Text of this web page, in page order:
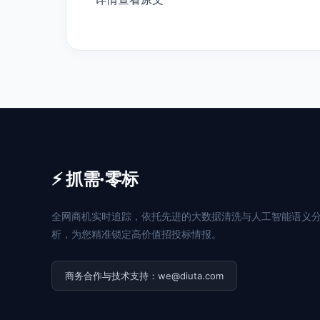
⚡ 抓需·零标
全网商机实时追踪，依托先进的大数据清洗与人工智能语义
析，为您精准锁定高价值招投标情报。
商务合作与技术支持：we@diuta.com